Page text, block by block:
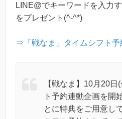
LINE@でキーワードを入力
をプレゼント(^-^*)
⇒「戦なま」タイムシフト予
【戦なま】10月20
ト予約連動企画を開
とに特典をご用意し